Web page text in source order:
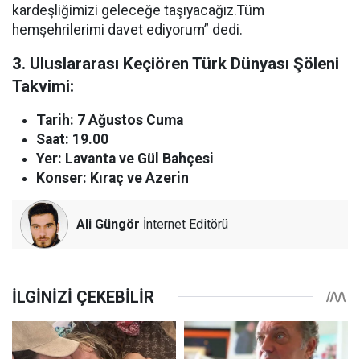
kardeşliğimizi geleceğe taşıyacağız.Tüm
hemşehrilerimi davet ediyorum” dedi.
3. Uluslararası Keçiören Türk Dünyası Şöleni
Takvimi:
Tarih: 7 Ağustos Cuma
Saat: 19.00
Yer: Lavanta ve Gül Bahçesi
Konser: Kıraç ve Azerin
Ali Güngör İnternet Editörü